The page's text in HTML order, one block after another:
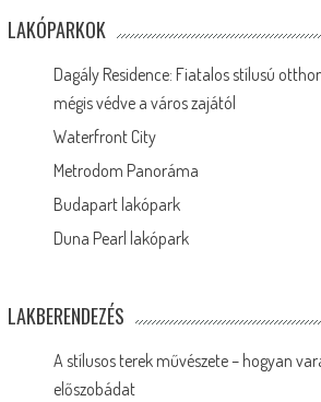
LAKÓPARKOK
Dagály Residence: Fiatalos stílusú
mégis védve a város zajától
Waterfront City
Metrodom Panoráma
Budapart lakópark
Duna Pearl lakópark
LAKBERENDEZÉS
A stílusos terek művészete – hogyan
előszobádat